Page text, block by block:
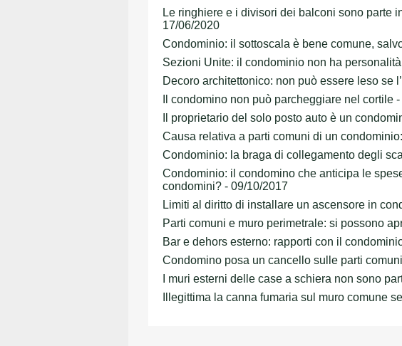
Le ringhiere e i divisori dei balconi sono parte
17/06/2020
Condominio: il sottoscala è bene comune,
Sezioni Unite: il condominio non ha
Decoro architettonico: non può essere leso se
Il condomino non può parcheggiare nel cortile
Il proprietario del solo posto auto è un
Causa relativa a parti comuni di un
Condominio: la braga di collegamento degli
Condominio: il condomino che anticipa le
condomini? - 09/10/2017
Limiti al diritto di installare un ascensore in
Parti comuni e muro perimetrale: si possono
Bar e dehors esterno: rapporti con il
Condomino posa un cancello sulle parti
I muri esterni delle case a schiera non sono
Illegittima la canna fumaria sul muro comune